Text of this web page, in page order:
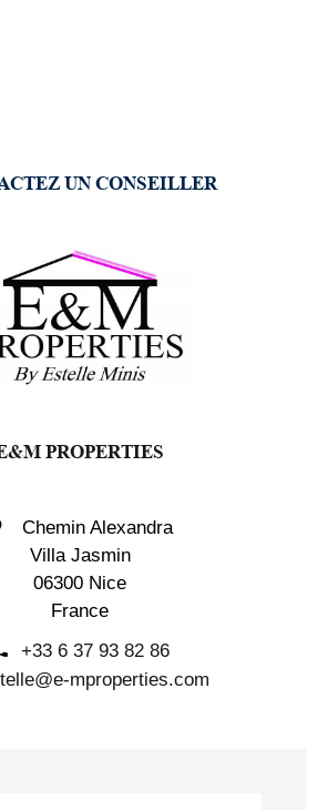
UN CONSEILLER
PROPERTIES
Chemin Alexandra
Villa Jasmin
06300 Nice
France
+33 6 37 93 82 86
mproperties.com